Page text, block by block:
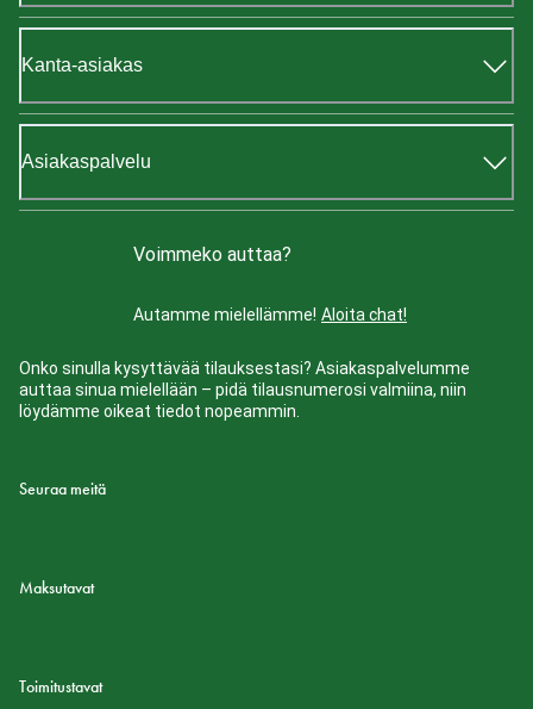
Kanta-asiakas
Asiakaspalvelu
Voimmeko auttaa?
Autamme mielellämme! Aloita chat!
Onko sinulla kysyttävää tilauksestasi? Asiakaspalvelumme
auttaa sinua mielellään – pidä tilausnumerosi valmiina, niin
löydämme oikeat tiedot nopeammin.
Seuraa meitä
Maksutavat
Toimitustavat